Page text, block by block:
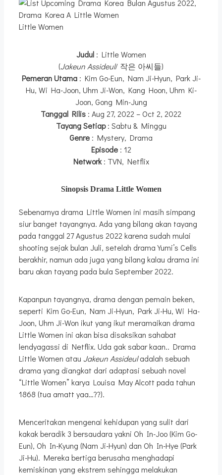
Little Women
Judul: Little Women
(Jakeun Assideul/ 작은 아씨들)
Pemeran Utama: Kim Go-Eun, Nam Ji-Hyun, Park Ji-
Hu, Wi Ha-Joon, Uhm Ji-Won, Kang Hoon, Uhm Ki-
Joon, Gong Min-Jung
Tanggal Rilis : Aug 27, 2022 – Oct 2, 2022
Tayang Setiap: Sabtu & Minggu
Genre : Mystery, Drama
Episode : 12
Network: TVN, Netflix
Sinopsis Drama Little Women
Sebenarnya drama Little Women ini masih simpang
siur banget tayangnya. Ada yang bilang akan tayang
pada tanggal 27 Agustus 2022 karena sudah mulai
shooting sejak bulan Juli, setelah drama Yumi’s Cells
berakhir, namun ada juga yang bilang kalau drama ini
baru akan tayang pada bula September 2022.
Kapanpun tayangnya, drama dengan pemain beken,
seperti Kim Go-Eun, Nam Ji-Hyun, Park Ji-Hu, Wi Ha-
Joon, Uhm Ji-Won ikut yang ikut meramaikan drama
Little Women ini akan bisa disaksikan sahabat
lendyagassi di Netflix. Uda gak sabar kaan.. Drama
Little Women atau Jakeun Assideuladalah sebuah
drama yang diangkat dari adaptasi sebuah novel
“Little Women” karya Louisa May Alcott pada tahun
1868 (tua amatt yaa…??).
Menceritakan mengenai kehidupan yang sulit dari
kakak beradik 3 bersaudara yakni Oh In-Joo (Kim Go-
Eun), Oh In-Kyung (Nam Ji-Hyun) dan Oh In-Hye (Park
Ji-Hu). Mereka bertiga berusaha menghadapi
kemiskinan yang ekstrem sehingga melakukan